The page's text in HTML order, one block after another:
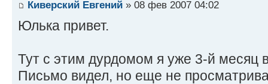
Киверский Евгений » 08 фев 2007 04:02
Юлька привет.
Тут с этим дурдомом я уже 3-й месяц
Письмо видел, но еще не